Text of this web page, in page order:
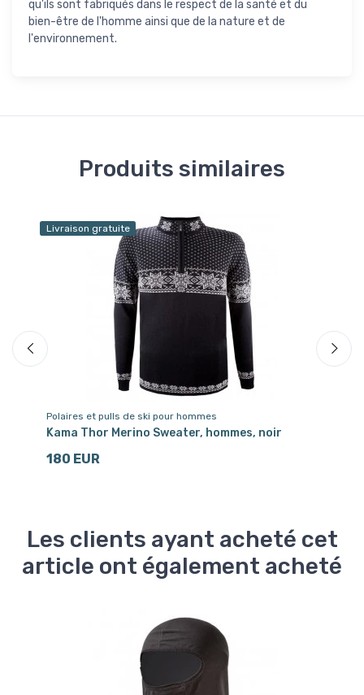
qu'ils sont fabriqués dans le respect de la santé et du
bien-être de l'homme ainsi que de la nature et de
l'environnement.
Produits similaires
Livraison gratuite
Polaires et pulls de ski pour hommes
Kama Thor Merino Sweater, hommes, noir
180 EUR
Les clients ayant acheté cet
article ont également acheté